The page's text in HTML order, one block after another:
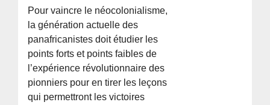
Pour vaincre le néocolonialisme,
la génération actuelle des
panafricanistes doit étudier les
points forts et points faibles de
l’expérience révolutionnaire des
pionniers pour en tirer les leçons
qui permettront les victoires